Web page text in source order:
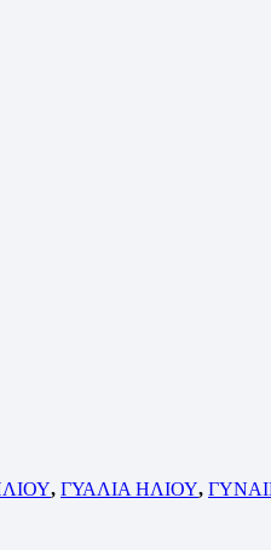
, ΓΥΑΛΙΑ ΗΛΙΟΥ,